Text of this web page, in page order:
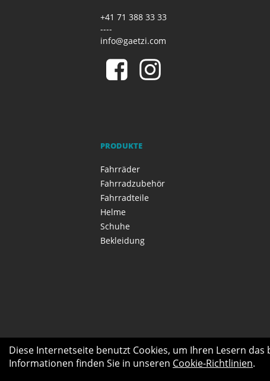
+41 71 388 33 33
----
info@gaetzi.com
PRODUKTE
Fahrräder
Fahrradzubehör
Fahrradteile
Helme
Schuhe
Bekleidung
Produkte E-Bike Center
Diese Internetseite benutzt Cookies, um Ihren Lesern
Informationen finden Sie in unseren Cookie-Richtlinien.